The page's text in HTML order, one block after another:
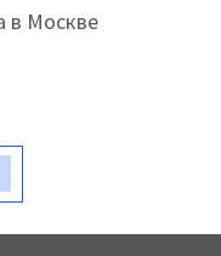
в Москве